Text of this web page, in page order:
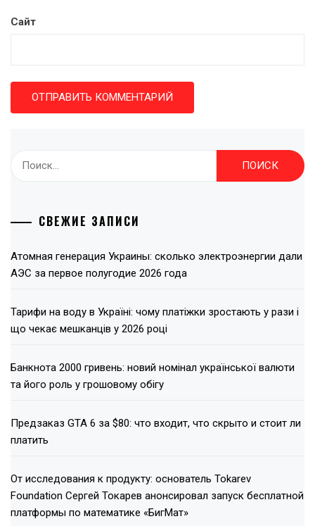
Сайт
Найти:
СВЕЖИЕ ЗАПИСИ
Атомная генерация Украины: сколько электроэнергии дали
АЭС за первое полугодие 2026 года
Тарифи на воду в Україні: чому платіжки зростають у рази і
що чекає мешканців у 2026 році
Банкнота 2000 гривень: новий номінал української валюти
та його роль у грошовому обігу
Предзаказ GTA 6 за $80: что входит, что скрыто и стоит ли
платить
От исследования к продукту: основатель Tokarev
Foundation Сергей Токарев анонсировал запуск бесплатной
платформы по математике «БигМат»